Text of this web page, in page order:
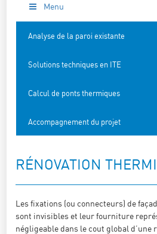
Menu
Analyse de la paroi existante
Solutions techniques en ITE
Calcul de ponts thermiques
Accompagnement du projet
RÉNOVATION
Les fixations (ou connecteurs) de
sont invisibles et leur fourniture
négligeable dans le cout global d’une